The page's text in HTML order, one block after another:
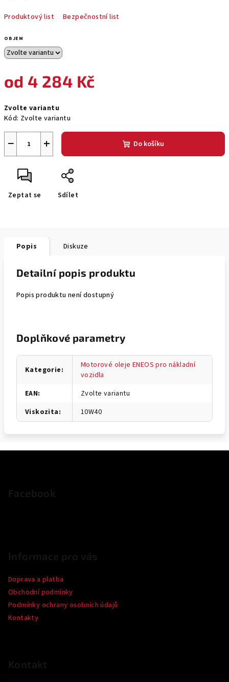
Produktový list Bezpečnostní list
OBJEM
od4 284 Kč
cena:
Zvolte variantu
Kód: Zvolte variantu
+
− Do košíku
Zeptat se Sdílet
Popis Diskuze
Detailní popis produktu
Popis produktu není dostupný
Doplňkové parametry
Kategorie:
Motorové oleje ENEOS pro nákladní
vozidla
EAN:
Zvolte variantu
Viskozita: 10W40
Doprava a platba
Obchodní podmínky
Podmínky ochrany osobních údajů
Kontakty